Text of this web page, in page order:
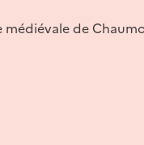
de